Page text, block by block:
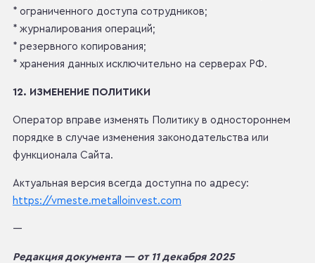
* ограниченного доступа сотрудников;
* журналирования операций;
* резервного копирования;
* хранения данных исключительно на серверах РФ.
12. ИЗМЕНЕНИЕ ПОЛИТИКИ
Оператор вправе изменять Политику в одностороннем
порядке в случае изменения законодательства или
функционала Сайта.
Актуальная версия всегда доступна по адресу:
https://vmeste.metalloinvest.com
---
Редакция документа — от 11 декабря 2025